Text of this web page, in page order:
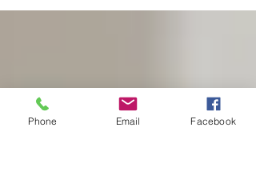
Phone Email Facebook